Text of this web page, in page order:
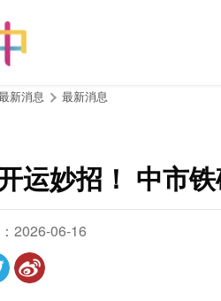
新消息 最新消息
运妙招！ 中市
2026-06-16